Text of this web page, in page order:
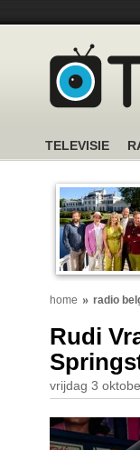
TELEVISIE
home radio
Rudi
vrijdag 3